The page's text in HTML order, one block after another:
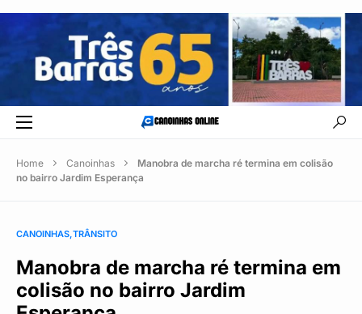
Home Canoinhas
Manobra de marcha ré termina em colisão
no bairro Jardim Esperança
CANOINHAS TRÂNSITO
Manobra de marcha ré termina em
colisão no bairro Jardim